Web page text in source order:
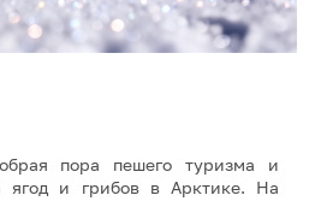
пора пешего туризма и
ягод и грибов в Арктике. На